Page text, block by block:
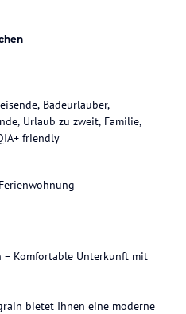
Badeurlauber,
Urlaub zu zweit, Familie,
friendly
– Komfortable Unterkunft mit
bietet Ihnen eine moderne